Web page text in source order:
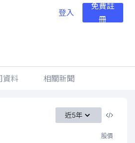
登入
免費註
冊
資料 相關新聞
近5年